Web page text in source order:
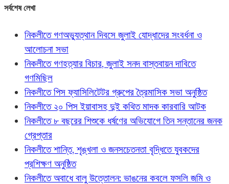
সর্বশেষ লেখা
নিকলীতে গণঅভ্যুত্থান দিবসে জুলাই যোদ্ধাদের সংবর্ধনা ও
আলোচনা সভা
নিকলীতে গণহত্যার বিচার, জুলাই সনদ বাস্তবায়ন দাবিতে
গণমিছিল
নিকলীতে পিস ফ্যাসিলিটেটর গ্রুপের ত্রৈমাসিক সভা অনুষ্ঠিত
নিকলীতে ২০ পিস ইয়াবাসহ দুই কথিত মাদক কারবারি আটক
নিকলীতে ৮ বছরের শিশুকে ধর্ষণের অভিযোগে তিন সন্তানের জনক
গ্রেপ্তার
নিকলীতে শান্তি, শৃঙ্খলা ও জনসচেতনতা বৃদ্ধিতে যুবকদের
প্রশিক্ষণ অনুষ্ঠিত
নিকলীতে অবাধে বালু উত্তোলন: ভাঙনের কবলে ফসলি জমি ও